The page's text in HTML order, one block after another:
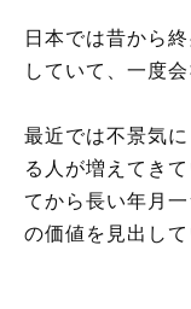
日本では昔から
していて、一度
最近では不景気
る人が増えてき
てから長い年月
の価値を見出し